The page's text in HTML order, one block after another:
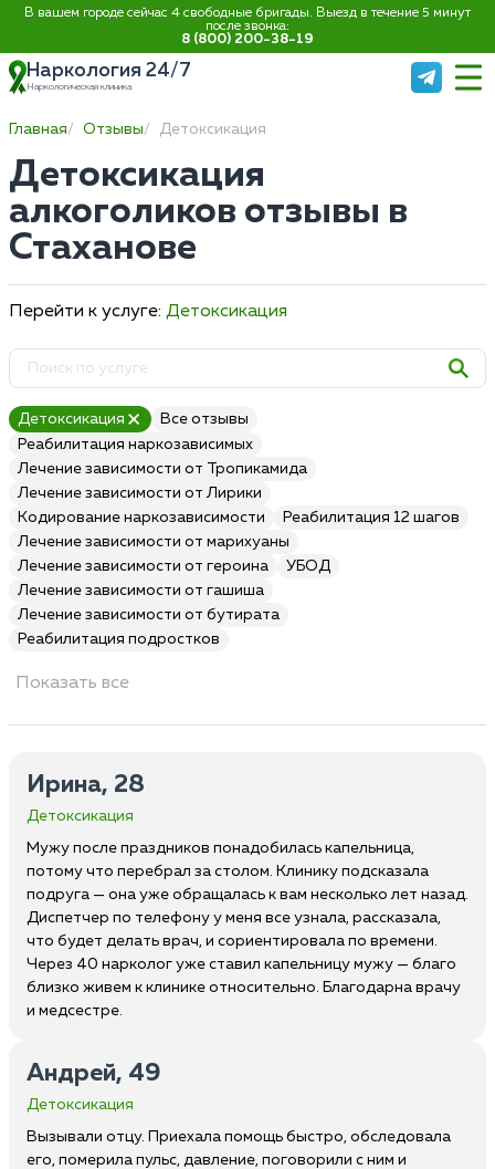
В вашем городе сейчас 4 свободные бригады. Выезд в течение 5 минут
после звонка:
8 (800) 200-38-19
Наркология 24/7
Наркологическая клиника
Главная Отзывы Детоксикация
Детоксикация
алкоголиков отзывы в
Стаханове
Перейти к услуге: Детоксикация
Детоксикация
Все отзывы
Реабилитация наркозависимых
Лечение зависимости от Тропикамида
Лечение зависимости от Лирики
Кодирование наркозависимости
Реабилитация 12 шагов
Лечение зависимости от марихуаны
Лечение зависимости от героина
УБОД
Лечение зависимости от гашиша
Лечение зависимости от бутирата
Реабилитация подростков
Показать все
Ирина, 28
Детоксикация
Мужу после праздников понадобилась капельница,
потому что перебрал за столом. Клинику подсказала
подруга — она уже обращалась к вам несколько лет назад.
Диспетчер по телефону у меня все узнала, рассказала,
что будет делать врач, и сориентировала по времени.
Через 40 нарколог уже ставил капельницу мужу — благо
близко живем к клинике относительно. Благодарна врачу
и медсестре.
Андрей, 49
Детоксикация
Вызывали отцу. Приехала помощь быстро, обследовала
его, померила пульс, давление, поговорили с ним и